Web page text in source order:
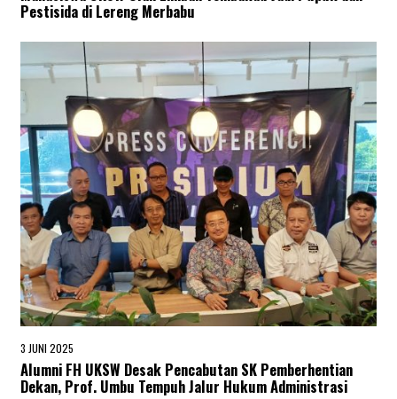
V
M
2
0
2
5
Pestisida di Lereng Merbabu
3 JUNI 2025
J
U
N
Alumni FH UKSW Desak Pencabutan SK Pemberhentian
Dekan, Prof. Umbu Tempuh Jalur Hukum Administrasi